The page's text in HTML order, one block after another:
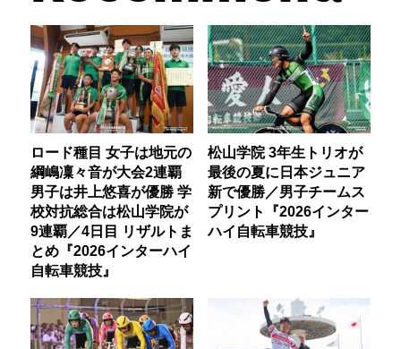
ロード種目 女子は地元の
綱嶋凜々音が大会2連覇
男子は井上悠喜が優勝 学
校対抗総合は松山学院が
9連覇／4日目 リザルトま
とめ『2026インターハイ
自転車競技』
松山学院 3年生トリオが
最後の夏に日本ジュニア
新で優勝／男子チームス
プリント『2026インター
ハイ自転車競技』